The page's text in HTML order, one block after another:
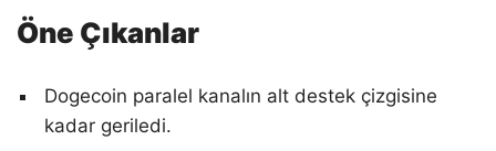
Öne Çıkanlar
Dogecoin paralel kanalın alt destek çizgisine
kadar geriledi.